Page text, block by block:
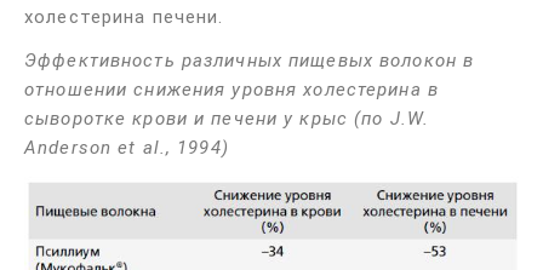
холестерина печени.
Эффективность различных пищевых волокон в
отношении снижения уровня холестерина в
сыворотке крови и печени у крыс (по J.W.
Anderson et al., 1994)